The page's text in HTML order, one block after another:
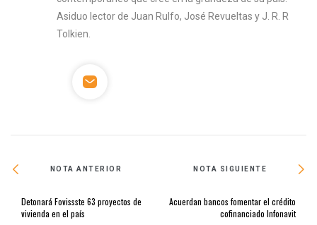
Asiduo lector de Juan Rulfo, José Revueltas y J. R. R
Tolkien.
NOTA ANTERIOR
Detonará Fovissste 63 proyectos de
vivienda en el país
NOTA SIGUIENTE
Acuerdan bancos fomentar el crédito
cofinanciado Infonavit